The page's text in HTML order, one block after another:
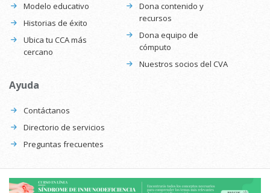
Modelo educativo
Historias de éxito
Ubica tu CCA más
cercano
Dona contenido y
recursos
Dona equipo de
cómputo
Nuestros socios del CVA
Ayuda
Contáctanos
Directorio de servicios
Preguntas frecuentes